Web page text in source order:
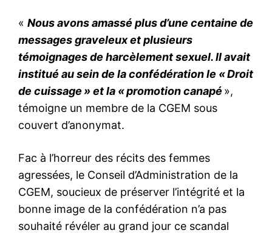
« Nous avons amassé plus d’une centaine de
messages graveleux et plusieurs
témoignages de harcèlement sexuel. Il avait
institué au sein de la confédération le « Droit
de cuissage » et la « promotion canapé »,
témoigne un membre de la CGEM sous
couvert d’anonymat.
Fac à l’horreur des récits des femmes
agressées, le Conseil d’Administration de la
CGEM, soucieux de préserver l’intégrité et la
bonne image de la confédération n’a pas
souhaité révéler au grand jour ce scandal